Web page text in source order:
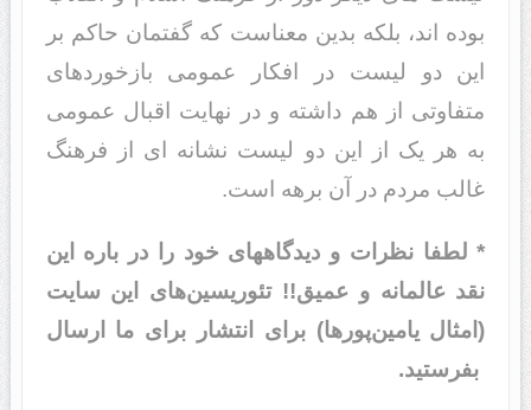
بوده اند، بلکه بدین معناست که گفتمان حاکم بر
این دو لیست در افکار عمومی بازخوردهای
متفاوتی از هم داشته و در نهایت اقبال عمومی
به هر یک از این دو لیست نشانه ای از فرهنگ
غالب مردم در آن برهه است.
* لطفا نظرات و دیدگاههای خود را در باره این
نقد عالمانه و عمیق!! تئوریسین‌های این سایت
(امثال یامین‌پورها) برای انتشار برای ما ارسال
بفرستید.